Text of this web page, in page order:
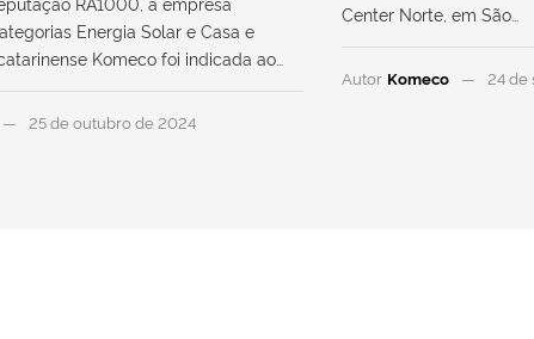
Energia Solar e Casa e
Komeco foi indicada ao…
25 de outubro de 2024
Center Norte, em São…
Autor Komeco 24 de